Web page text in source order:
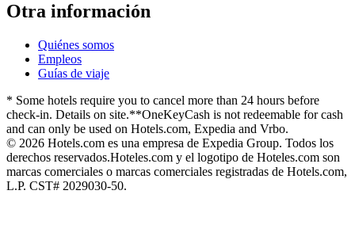
Otra información
Quiénes somos
Empleos
Guías de viaje
* Some hotels require you to cancel more than 24 hours before
check-in. Details on site.**OneKeyCash is not redeemable for cash
and can only be used on Hotels.com, Expedia and Vrbo.
© 2026 Hotels.com es una empresa de Expedia Group. Todos los
derechos reservados.Hoteles.com y el logotipo de Hoteles.com son
marcas comerciales o marcas comerciales registradas de Hotels.com,
L.P. CST# 2029030-50.